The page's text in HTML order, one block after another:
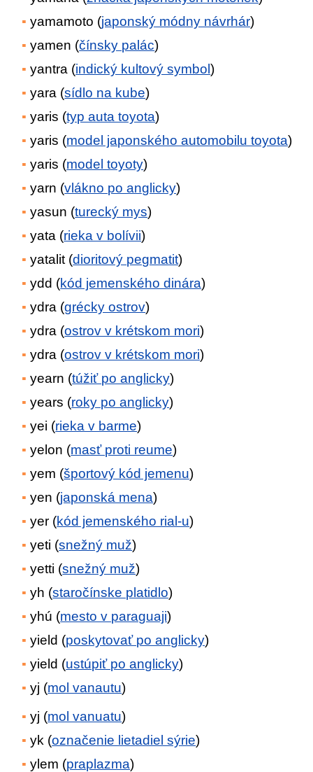
yamamoto (japonský módny návrhár)
yamen (čínsky palác)
yantra (indický kultový symbol)
yara (sídlo na kube)
yaris (typ auta toyota)
yaris (model japonského automobilu toyota)
yaris (model toyoty)
yarn (vlákno po anglicky)
yasun (turecký mys)
yata (rieka v bolívii)
yatalit (dioritový pegmatit)
ydd (kód jemenského dinára)
ydra (grécky ostrov)
ydra (ostrov v krétskom mori)
ydra (ostrov v krétskom mori)
yearn (túžiť po anglicky)
years (roky po anglicky)
yei (rieka v barme)
yelon (masť proti reume)
yem (športový kód jemenu)
yen (japonská mena)
yer (kód jemenského rial-u)
yeti (snežný muž)
yetti (snežný muž)
yh (staročínske platidlo)
yhú (mesto v paraguaji)
yield (poskytovať po anglicky)
yield (ustúpiť po anglicky)
yj (mol vanautu)
yj (mol vanuatu)
yk (označenie lietadiel sýrie)
ylem (praplazma)